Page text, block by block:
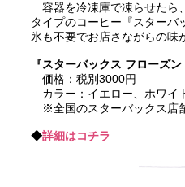
容器を冷凍庫で凍らせたら
タイプのコーヒー『スターバ
氷も不要でお店さながらの味
『スターバックス フローズ
価格：税別3000円
カラー：イエロー、ホワイ
※全国のスターバックス店
◆詳細はコチラ